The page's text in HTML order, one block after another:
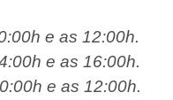
e as 12:00h.
e as 16:00h.
e as 12:00h.